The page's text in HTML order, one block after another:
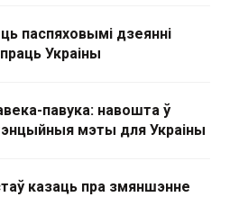
паспяховымі дзеянні
Украіны
павука: навошта ў
мэты для Украіны
казаць пра змяншэнне